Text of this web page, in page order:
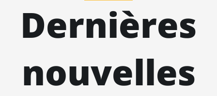
BITMAIN AntMiner S21
Immersion (301Th)
BITMAIN AntMiner S21
XP (270Th)
Dernières
nouvelles